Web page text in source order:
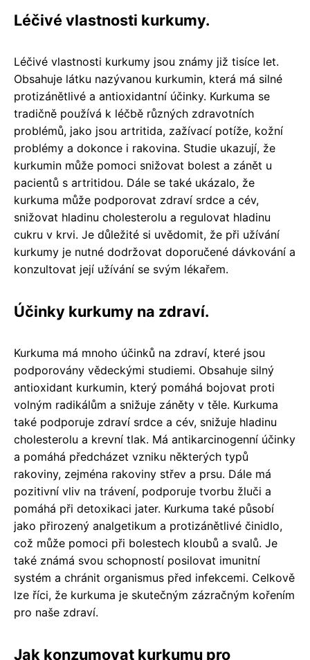
Léčivé vlastnosti kurkumy.
Léčivé vlastnosti kurkumy jsou známy již tisíce let.
Obsahuje látku nazývanou kurkumin, která má silné
protizánětlivé a antioxidantní účinky. Kurkuma se
tradičně používá k léčbě různých zdravotních
problémů, jako jsou artritida, zažívací potíže, kožní
problémy a dokonce i rakovina. Studie ukazují, že
kurkumin může pomoci snižovat bolest a zánět u
pacientů s artritidou. Dále se také ukázalo, že
kurkuma může podporovat zdraví srdce a cév,
snižovat hladinu cholesterolu a regulovat hladinu
cukru v krvi. Je důležité si uvědomit, že při užívání
kurkumy je nutné dodržovat doporučené dávkování a
konzultovat její užívání se svým lékařem.
Účinky kurkumy na zdraví.
Kurkuma má mnoho účinků na zdraví, které jsou
podporovány vědeckými studiemi. Obsahuje silný
antioxidant kurkumin, který pomáhá bojovat proti
volným radikálům a snižuje záněty v těle. Kurkuma
také podporuje zdraví srdce a cév, snižuje hladinu
cholesterolu a krevní tlak. Má antikarcinogenní účinky
a pomáhá předcházet vzniku některých typů
rakoviny, zejména rakoviny střev a prsu. Dále má
pozitivní vliv na trávení, podporuje tvorbu žluči a
pomáhá při detoxikaci jater. Kurkuma také působí
jako přirozený analgetikum a protizánětlivé činidlo,
což může pomoci při bolestech kloubů a svalů. Je
také známá svou schopností posilovat imunitní
systém a chránit organismus před infekcemi. Celkově
lze říci, že kurkuma je skutečným zázračným kořením
pro naše zdraví.
Jak konzumovat kurkumu pro